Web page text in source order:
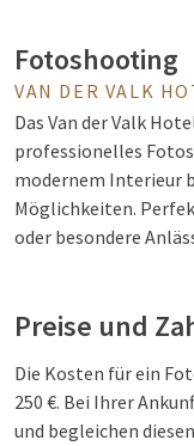
Fotoshooting
VAN DER VALK
Das Van der Valk
professionelles
modernem Interieur
Möglichkeiten.
oder besondere
Preise und
Die Kosten für ein
250 €. Bei Ihrer
und begleichen